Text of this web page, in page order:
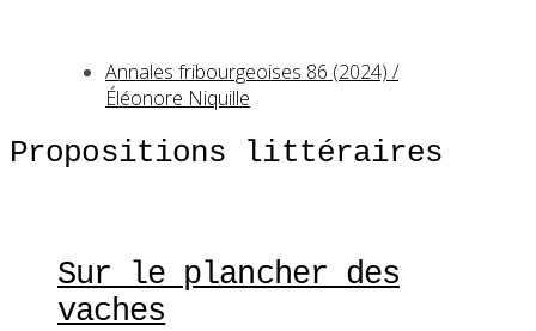
Annales fribourgeoises 86 (2024) /
Éléonore Niquille
Propositions littéraires
Sur le plancher des
vaches